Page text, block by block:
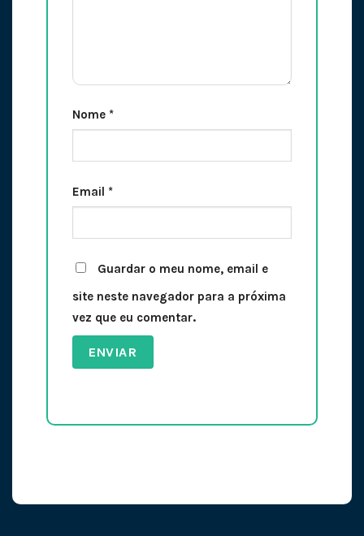
Nome *
Email *
Guardar o meu nome, email e
site neste navegador para a próxima
vez que eu comentar.